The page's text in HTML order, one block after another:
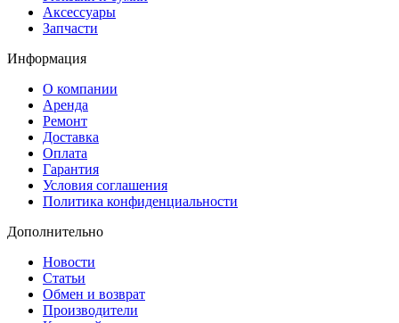
Аксессуары
Запчасти
Информация
О компании
Аренда
Ремонт
Доставка
Оплата
Гарантия
Условия соглашения
Политика конфиденциальности
Дополнительно
Новости
Статьи
Обмен и возврат
Производители